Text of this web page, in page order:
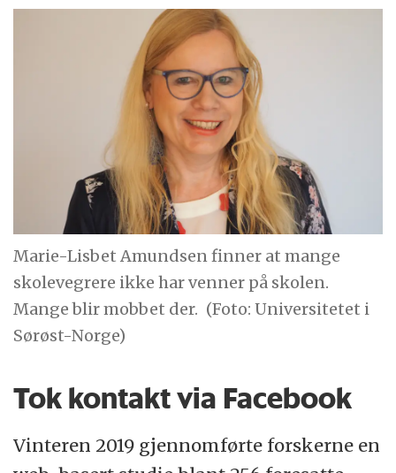
Marie-Lisbet Amundsen finner at mange
skolevegrere ikke har venner på skolen.
Mange blir mobbet der. (Foto: Universitetet i
Sørøst-Norge)
Tok kontakt via Facebook
Vinteren 2019 gjennomførte forskerne en